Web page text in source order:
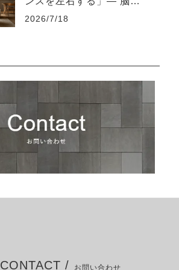
疲れさせない“知的な住環
2026/7/18
CONTACT / お問い合わせ